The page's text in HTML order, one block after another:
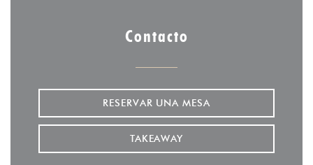
Contacto
RESERVAR UNA MESA
TAKEAWAY